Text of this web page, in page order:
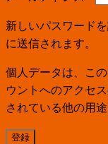
新しいパスワード
に送信されます。
個人データは、こ
ウントへのアクセス
されている他の用
登録